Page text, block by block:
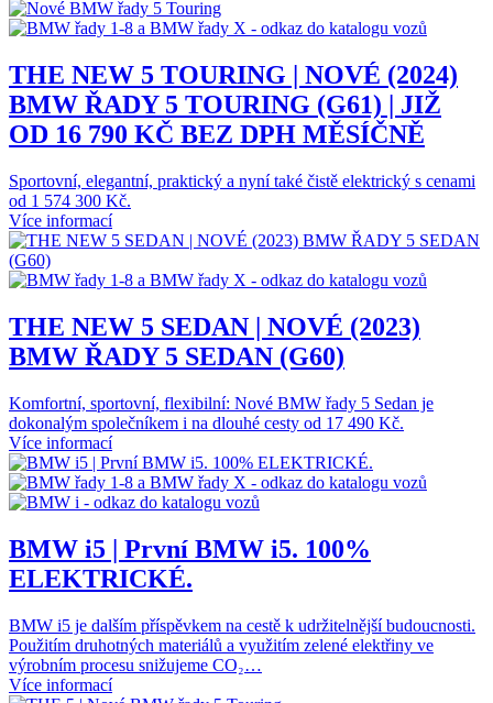
THE NEW 5 TOURING | NOVÉ (2024)
BMW ŘADY 5 TOURING (G61) | JIŽ
OD 16 790 KČ BEZ DPH MĚSÍČNĚ
Sportovní, elegantní, praktický a nyní také čistě elektrický s cenami
od 1 574 300 Kč.
Více informací
THE NEW 5 SEDAN | NOVÉ (2023)
BMW ŘADY 5 SEDAN (G60)
Komfortní, sportovní, flexibilní: Nové BMW řady 5 Sedan je
dokonalým společníkem i na dlouhé cesty od 17 490 Kč.
Více informací
BMW i5 | První BMW i5. 100%
ELEKTRICKÉ.
BMW i5 je dalším příspěvkem na cestě k udržitelnější budoucnosti.
Použitím druhotných materiálů a využitím zelené elektřiny ve
výrobním procesu snižujeme CO₂…
Více informací